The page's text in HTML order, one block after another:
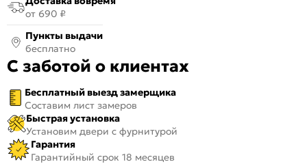
от 690 ₽
Пункты выдачи
бесплатно
С заботой о клиентах
Бесплатный выезд замерщика
Составим лист замеров
Быстрая установка
Установим двери с фурнитурой
Гарантия
Гарантийный срок 18 месяцев